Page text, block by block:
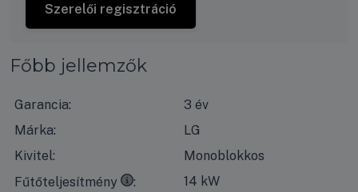
Szerelői regisztráció
Főbb jellemzők
Garancia:
3 év
Márka:
LG
Kivitel:
Monoblokkos
Fűtőteljesítmény
14 kW
35°Ckilépő vízhőmérséklet esetén, 7°C-os száraz